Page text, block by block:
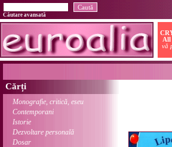
Căutare avansată
Cărți
Monografie, critică, eseu
Contemporani
Istorie
Dezvoltare personală
Dosar